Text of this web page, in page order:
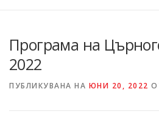
ЗА КОНТАКТИ
Програма на
2022
ПУБЛИКУВАНА НА ЮНИ 20, 2022